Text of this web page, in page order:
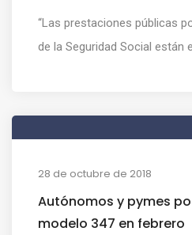
“Las prestaciones públicas
de la Seguridad Social están
28 de octubre de 2018
Autónomos y pymes
modelo 347 en febrero